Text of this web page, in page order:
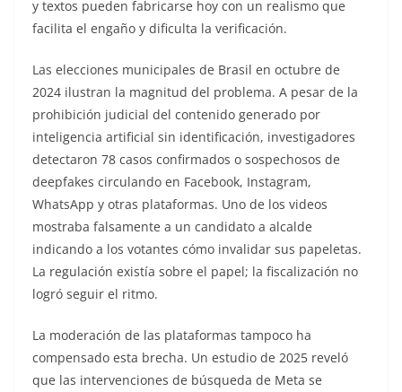
y textos pueden fabricarse hoy con un realismo que
facilita el engaño y dificulta la verificación.
Las elecciones municipales de Brasil en octubre de
2024 ilustran la magnitud del problema. A pesar de la
prohibición judicial del contenido generado por
inteligencia artificial sin identificación, investigadores
detectaron 78 casos confirmados o sospechosos de
deepfakes circulando en Facebook, Instagram,
WhatsApp y otras plataformas. Uno de los videos
mostraba falsamente a un candidato a alcalde
indicando a los votantes cómo invalidar sus papeletas.
La regulación existía sobre el papel; la fiscalización no
logró seguir el ritmo.
La moderación de las plataformas tampoco ha
compensado esta brecha. Un estudio de 2025 reveló
que las intervenciones de búsqueda de Meta se